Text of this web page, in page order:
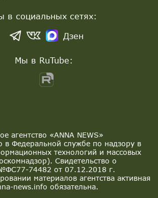
агентство «ANNA NEWS»
в Федеральной службе по надзору в
технологий и массовых
Свидетельство о
74482 от 07.12.2018 г.
материалов агентства активная
news.info обязательна.
в социальных сетях:
Дзен
Мы в RuTube: